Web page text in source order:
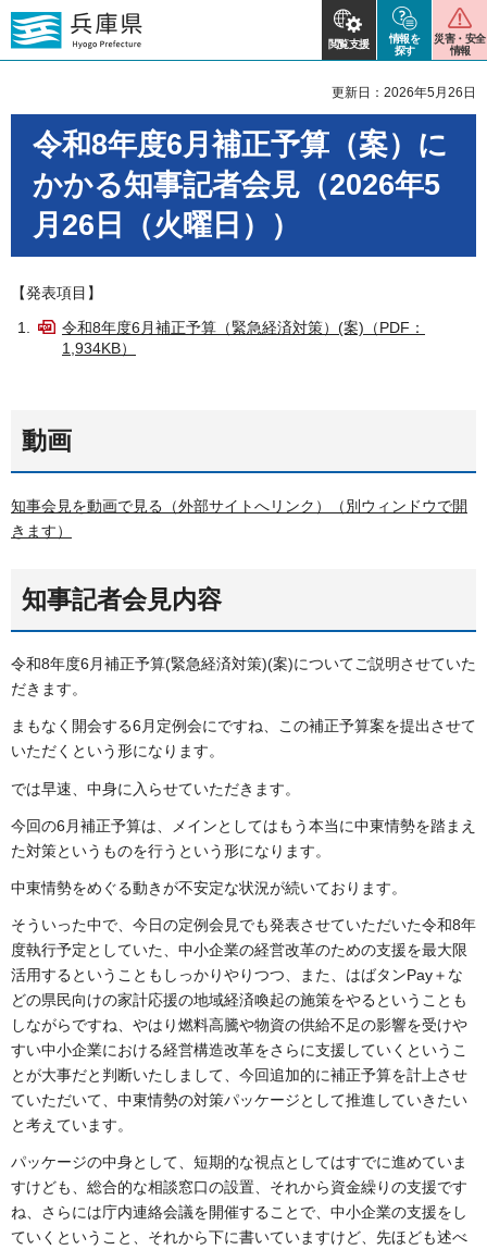
閲覧支援
情報を
探す
災害・安全
情報
更新日：2026年5月26日
令和8年度6月補正予算（案）に
かかる知事記者会見（2026年5
月26日（火曜日））
【発表項目】
令和8年度6月補正予算（緊急経済対策）(案)（PDF：
1,934KB）
動画
知事会見を動画で見る（外部サイトへリンク）（別ウィンドウで開
きます）
知事記者会見内容
令和8年度6月補正予算(緊急経済対策)(案)についてご説明させていた
だきます。
まもなく開会する6月定例会にですね、この補正予算案を提出させて
いただくという形になります。
では早速、中身に入らせていただきます。
今回の6月補正予算は、メインとしてはもう本当に中東情勢を踏まえ
た対策というものを行うという形になります。
中東情勢をめぐる動きが不安定な状況が続いております。
そういった中で、今日の定例会見でも発表させていただいた令和8年
度執行予定としていた、中小企業の経営改革のための支援を最大限
活用するということもしっかりやりつつ、また、はばタンPay＋な
どの県民向けの家計応援の地域経済喚起の施策をやるということも
しながらですね、やはり燃料高騰や物資の供給不足の影響を受けや
すい中小企業における経営構造改革をさらに支援していくというこ
とが大事だと判断いたしまして、今回追加的に補正予算を計上させ
ていただいて、中東情勢の対策パッケージとして推進していきたい
と考えています。
パッケージの中身として、短期的な視点としてはすでに進めていま
すけども、総合的な相談窓口の設置、それから資金繰りの支援です
ね、さらには庁内連絡会議を開催することで、中小企業の支援をし
ていくということ、それから下に書いていますけど、先ほども述べ